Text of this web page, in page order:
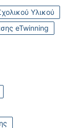
Υλικού
eTwinning